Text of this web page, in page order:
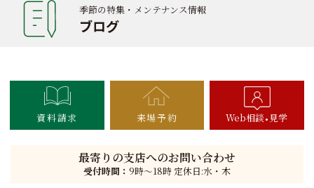
季節の特集・メンテナンス情報
ブログ
資料請求 来場予約 Web相談 見学
最寄りの支店へのお問い合わせ
受付時間： 9時〜18時 定休日:水・木